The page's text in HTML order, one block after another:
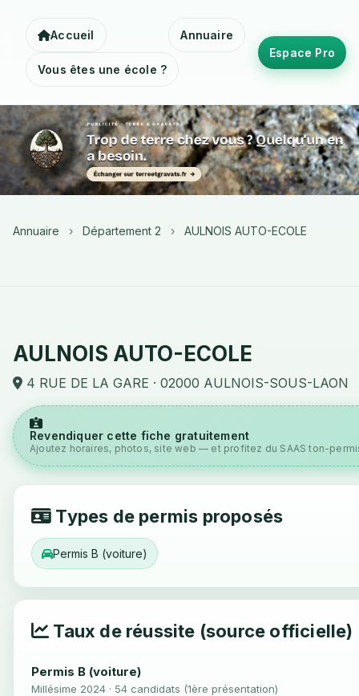
Accueil Annuaire
Vous êtes une école ?
Espace Pro
Annuaire › Département 2 › AULNOIS AUTO-ECOLE
AULNOIS AUTO-ECOLE
4 RUE DE LA GARE · 02000 AULNOIS-SOUS-LAON
Revendiquer cette fiche gratuitement
Ajoutez horaires, photos, site web — et profitez du SAAS ton-
Types de permis proposés
Permis B (voiture)
Taux de réussite (source officielle)
Permis B (voiture)
Millésime 2024 · 54 candidats (1ère présentation)